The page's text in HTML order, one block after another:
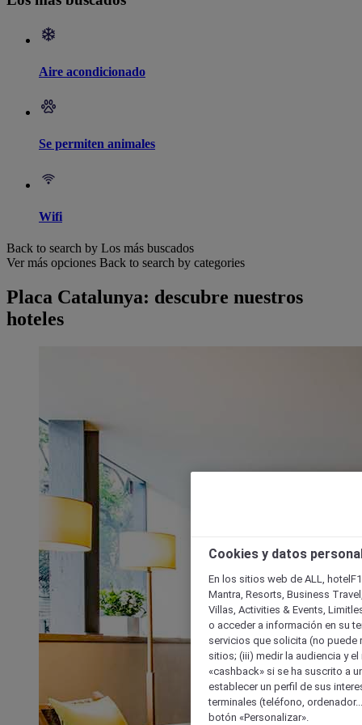
Aire acondicionado
Se permiten animales
Wifi
Back to search by Los más buscados
Ver más opciones Back to search by categories
Placa Catalunya: descubre nuestros
hoteles
Cookies y datos
En los sitios web de ALL,
Mantra, Resorts, Business
Villas, Activities & Events,
o acceder a información en su
servicios que solicita (no puede
sitios; (iii) medir la audiencia y
«cashback» si se ha suscrito a
establecer un perfil de sus
terminales (teléfono,
botón «Personalizar».